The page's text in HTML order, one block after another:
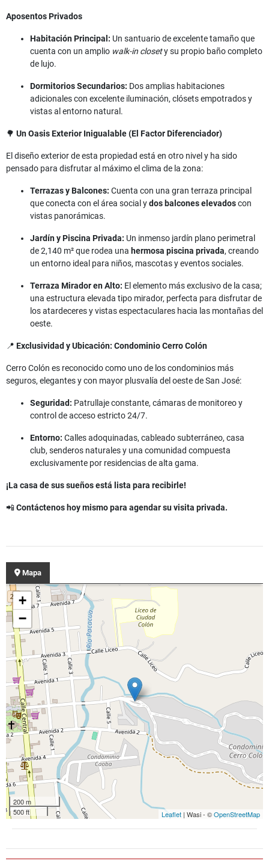
Aposentos Privados
Habitación Principal: Un santuario de excelente tamaño que
cuenta con un amplio walk-in closety su propio baño completo
de lujo.
Dormitorios Secundarios: Dos amplias habitaciones
adicionales con excelente iluminación, clósets empotrados y
vistas al entorno natural.
🌳 Un Oasis Exterior Inigualable (El Factor Diferenciador)
El diseño exterior de esta propiedad está en otro nivel y ha sido
pensado para disfrutar al máximo el clima de la zona:
Terrazas y Balcones: Cuenta con una gran terraza principal
que conecta con el área social ydos balcones elevadoscon
vistas panorámicas.
Jardín y Piscina Privada: Un inmenso jardín plano perimetral
de 2,140 m² que rodea una hermosa piscina privada, creando
un entorno ideal para niños, mascotas y eventos sociales.
Terraza Mirador en Alto: El elemento más exclusivo de la casa;
una estructura elevada tipo mirador, perfecta para disfrutar de
los atardeceres y vistas espectaculares hacia las montañas del
oeste.
📍 Exclusividad y Ubicación: Condominio Cerro Colón
Cerro Colón es reconocido como uno de los condominios más
seguros, elegantes y con mayor plusvalía del oeste de San José:
Seguridad: Patrullaje constante, cámaras de monitoreo y
control de acceso estricto 24/7.
Entorno: Calles adoquinadas, cableado subterráneo, casa
club, senderos naturales y una comunidad compuesta
exclusivamente por residencias de alta gama.
¡La casa de sus sueños está lista para recibirle!
📲Contáctenos hoy mismo para agendar su visita privada.
Mapa
+
−
200 m
500 ft
Leaflet | Wasi - ©OpenStreetMap